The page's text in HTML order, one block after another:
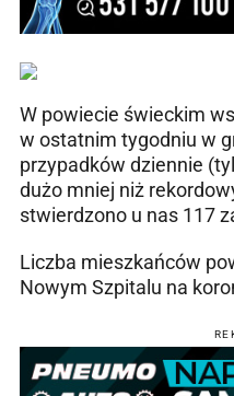
W powiecie świeckim
w ostatnim tygodniu w
przypadków dziennie
dużo mniej niż
stwierdzono u nas 117
Liczba mieszkańców
Nowym Szpitalu na